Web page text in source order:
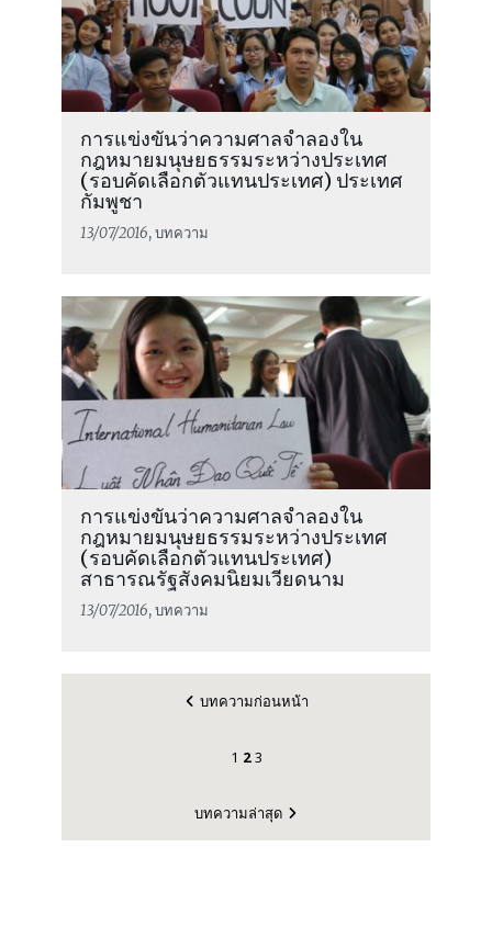
การแข่งขันว่าความศาลจำลองใน
กฎหมายมนุษยธรรมระหว่างประเทศ
(รอบคัดเลือกตัวแทนประเทศ) ประเทศ
กัมพูชา
13/07/2016, บทความ
การแข่งขันว่าความศาลจำลองใน
กฎหมายมนุษยธรรมระหว่างประเทศ
(รอบคัดเลือกตัวแทนประเทศ)
สาธารณรัฐสังคมนิยมเวียดนาม
13/07/2016, บทความ
บทความก่อนหน้า
1 2 3
บทความล่าสุด